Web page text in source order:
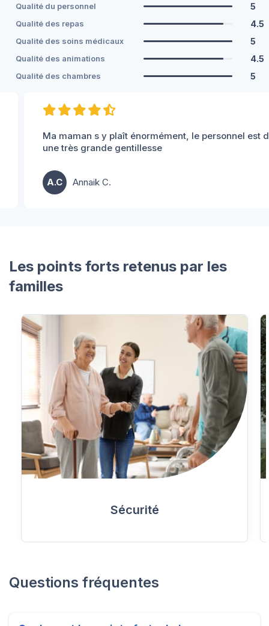
Qualité du personnel 5
Qualité des repas 4.5
Qualité des soins médicaux 5
Qualité des animations 4.5
Qualité des chambres 5
Ma maman s y plaît énormément, le personnel est d
une très grande gentillesse
Annaik C.
Les points forts retenus par les
familles
Sécurité
Questions fréquentes